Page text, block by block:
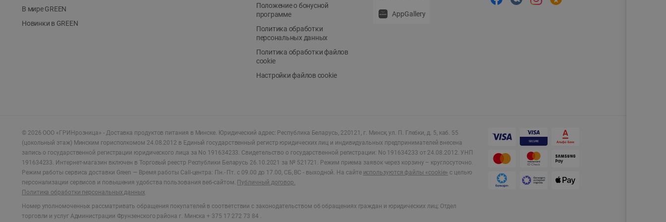
В мире GREEN
Новинки в GREEN
Положение о бонусной
программе
Политика обработки
персональных данных
Политика обработки файлов
cookie
Настройки файлов cookie
AppGallery
© 2026 ООО «ГРИНрозница» - Доставка продуктов питания в Минске. Юридический адрес: Республика Беларусь, 220121, г. Минск, ул. П. Глебки, д. 5, каб. 55
(цокольный этаж) Минским горисполкомом 24.08.2012 в Единый государственный регистр юридических лиц и индивидуальных предпринимателей внесена
запись о государственной регистрации юридического лица за No 191634233. Свидетельство о государственной регистрации: No 191634233 от 24.08.2012. УНП
191634233. Интернет-магазин включен в Торговый реестр Республики Беларусь 26.10.2021 за № 521721. Режим приема заявок через корзину – круглосуточно.
Режим работы сервиса доставки Green — Время работы Call-центра: Пн.- Пт. с 09.00 до 17.00, СБ, ВС - выходной. На сайте используются файлы «cookie» с целью
персонализации сервисов и повышения удобства пользования веб-сайтом. Публичный договор.
Политика обработки персональных данных
Номер уполномоченных рассматривать обращения покупателей в соответствии с законодательством об обращениях граждан и юридических лиц: Отдел
торговли и услуг Администрации Фрунзенского района г. Минска + 375 17 272 73 84 .